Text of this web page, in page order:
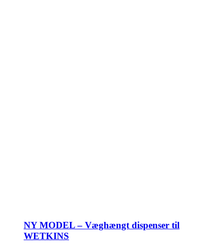
NY MODEL – Væghængt dispenser til
WETKINS